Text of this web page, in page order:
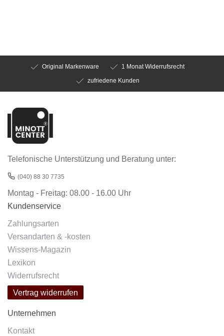
Original Markenware
1 Monat Widerrufsrecht
zufriedene Kunden
Telefonische Unterstützung und Beratung unter:
(040) 88 30 7735
Montag - Freitag: 08.00 - 16.00 Uhr
Kundenservice
Zahlungsarten
Versandarten & -kosten
Wissens-Magazin
Lexikon
Widerrufsrecht
Vertrag widerrufen
Unternehmen
Kontakt